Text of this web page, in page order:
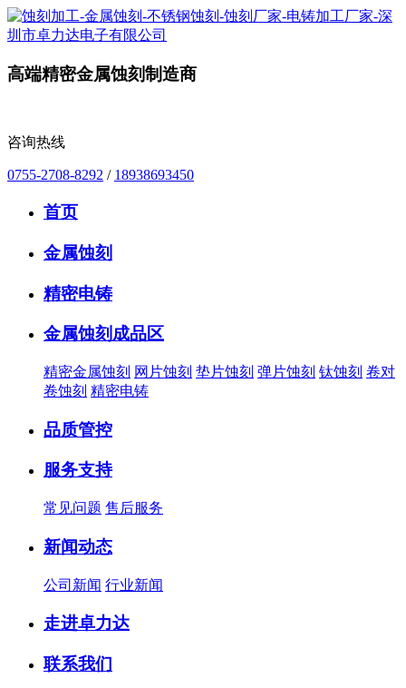
高端精密金属蚀刻制造商
咨询热线
0755-2708-8292 / 18938693450
首页
金属蚀刻
精密电铸
金属蚀刻成品区
精密金属蚀刻 网片蚀刻 垫片蚀刻 弹片蚀刻 钛蚀刻 卷对
卷蚀刻 精密电铸
品质管控
服务支持
常见问题 售后服务
新闻动态
公司新闻 行业新闻
走进卓力达
联系我们